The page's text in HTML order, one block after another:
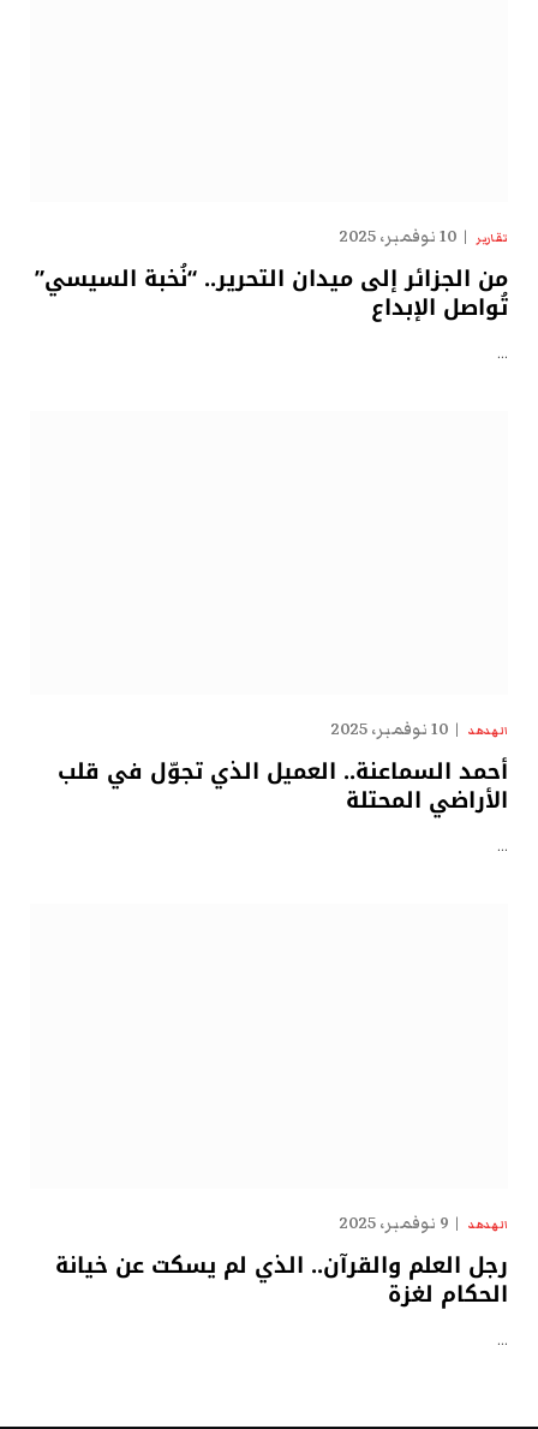
تقارير 10 نوفمبر، 2025
من الجزائر إلى ميدان التحرير.. “نُخبة السيسي”
تُواصل الإبداع
…
الهدهد 10 نوفمبر، 2025
أحمد السماعنة.. العميل الذي تجوّل في قلب
الأراضي المحتلة
…
الهدهد 9 نوفمبر، 2025
رجل العلم والقرآن.. الذي لم يسكت عن خيانة
الحكام لغزة
…